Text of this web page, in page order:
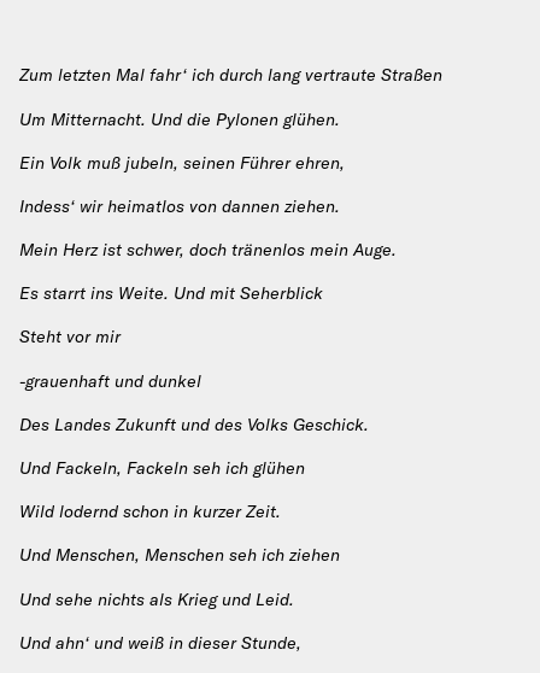
Zum letzten Mal fahr‘ ich durch lang vertraute Straßen
Um Mitternacht. Und die Pylonen glühen.
Ein Volk muß jubeln, seinen Führer ehren,
Indess‘ wir heimatlos von dannen ziehen.
Mein Herz ist schwer, doch tränenlos mein Auge.
Es starrt ins Weite. Und mit Seherblick
Steht vor mir
-grauenhaft und dunkel
Des Landes Zukunft und des Volks Geschick.
Und Fackeln, Fackeln seh ich glühen
Wild lodernd schon in kurzer Zeit.
Und Menschen, Menschen seh ich ziehen
Und sehe nichts als Krieg und Leid.
Und ahn‘ und weiß in dieser Stunde,